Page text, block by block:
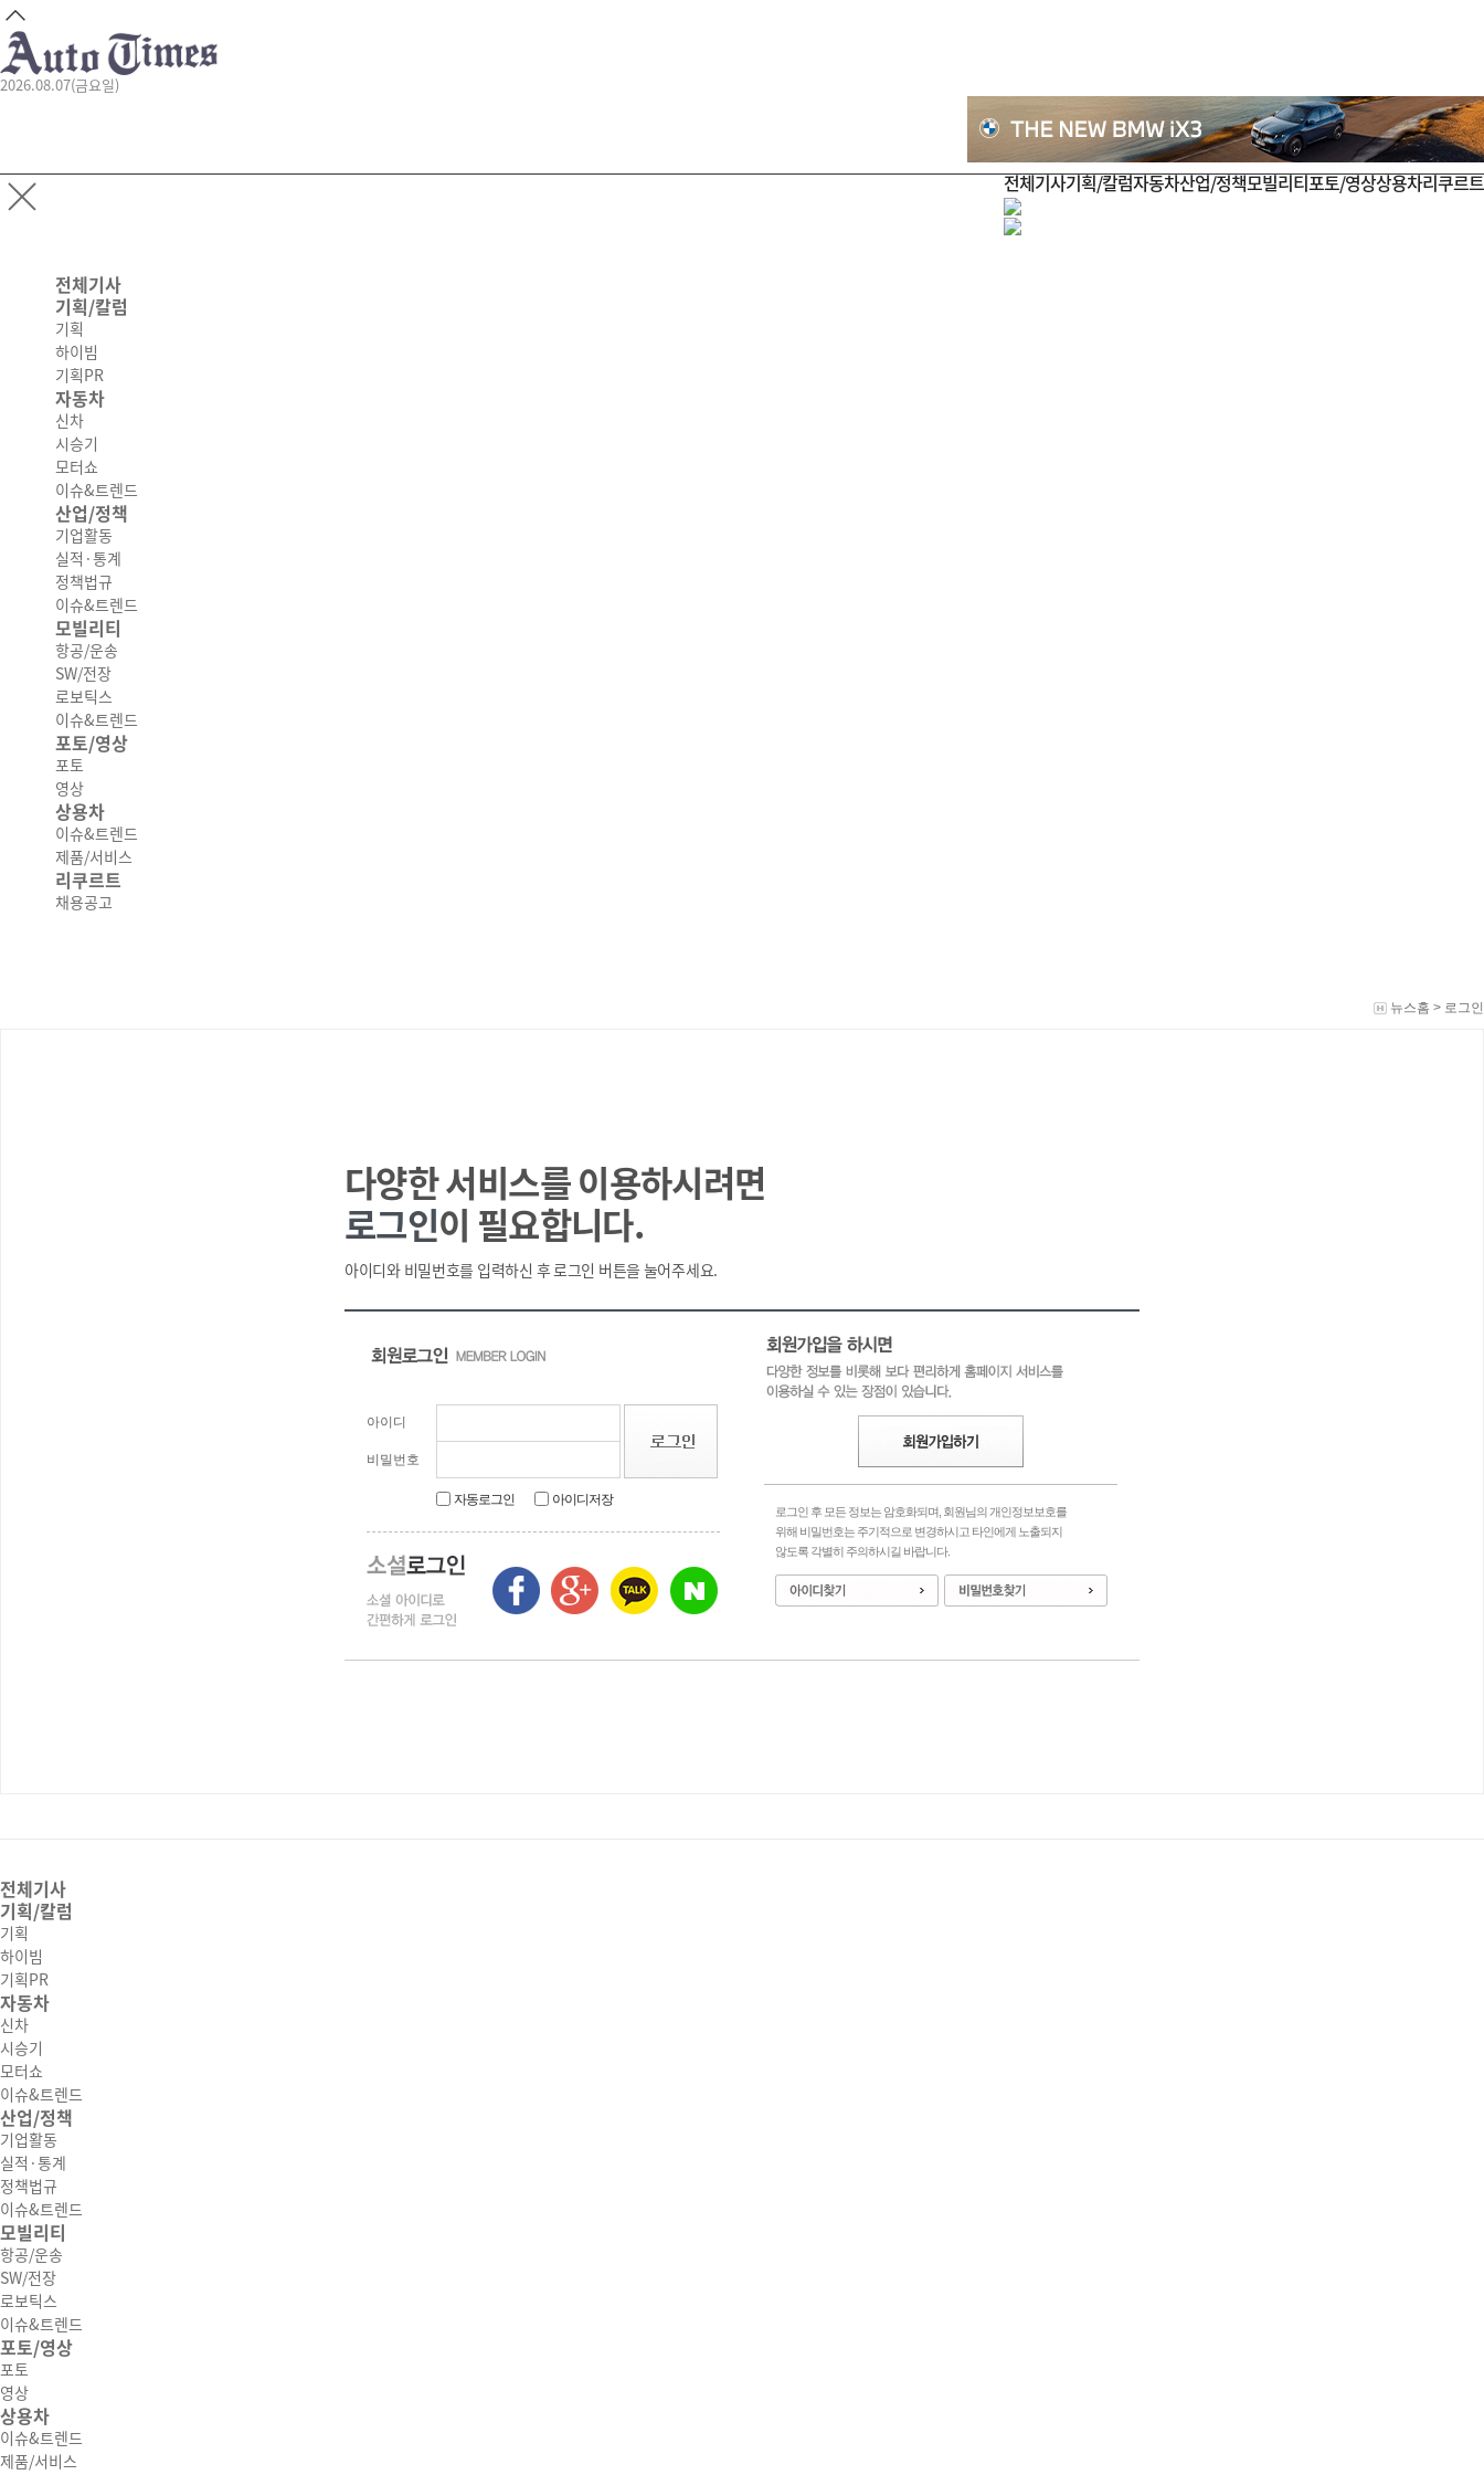
2026.08.07(금요일)
전체기사기획/칼럼자동차산업/정책모빌리티 포토/영상상용차리쿠르트
전체기사
기획/칼럼
기획
하이빔
기획PR
자동차
신차
시승기
모터쇼
이슈&트렌드
산업/정책
기업활동
실적·통계
정책법규
이슈&트렌드
모빌리티
항공/운송
SW/전장
로보틱스
이슈&트렌드
포토/영상
포토
영상
상용차
이슈&트렌드
제품/서비스
리쿠르트
채용공고
뉴스홈 > 로그인
다양한 서비스를 이용하시려면
로그인이 필요합니다.
아이디와 비밀번호를 입력하신 후 로그인 버튼을 눌어주세요.
아이디
비밀번호
자동로그인 아이디저장
로그인 후 모든 정보는 암호화되며, 회원님의 개인정보보호를
위해 비밀번호는 주기적으로 변경하시고 타인에게 노출되지
않도록 각별히 주의하시길 바랍니다.
전체기사
기획/칼럼
기획
하이빔
기획PR
자동차
신차
시승기
모터쇼
이슈&트렌드
산업/정책
기업활동
실적·통계
정책법규
이슈&트렌드
모빌리티
항공/운송
SW/전장
로보틱스
이슈&트렌드
포토/영상
포토
영상
상용차
이슈&트렌드
제품/서비스